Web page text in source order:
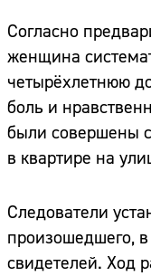
Согласно
женщина
четырёхлетнюю
боль и
были совершены
в квартире на
Следователи
произошедшего,
свидетелей. Ход